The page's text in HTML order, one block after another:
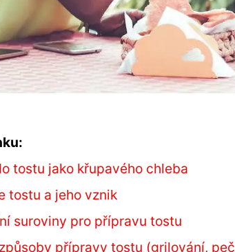
tostu jako křupavého chleba
tostu a jeho vznik
suroviny pro přípravu tostu
přípravy tostu (grilování,